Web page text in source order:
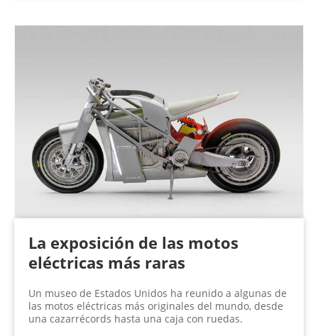
La exposición de las motos
eléctricas más raras
Un museo de Estados Unidos ha reunido a algunas de
las motos eléctricas más originales del mundo, desde
una cazarrécords hasta una caja con ruedas.